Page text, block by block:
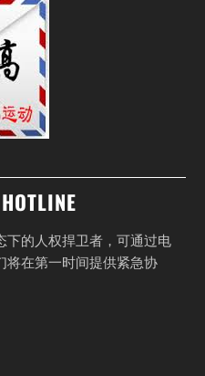
下的人权捍卫者，可通过电
将在第一时间提供紧急协